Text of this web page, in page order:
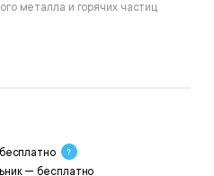
металла и горячих частиц
— бесплатно